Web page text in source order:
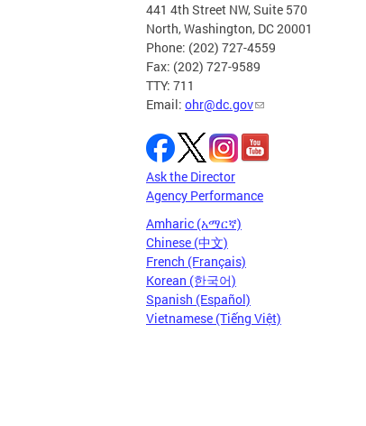
441 4th Street NW, Suite 570
North, Washington, DC 20001
Phone: (202) 727-4559
Fax: (202) 727-9589
TTY: 711
Email: ohr@dc.gov
Ask the Director
Agency Performance
Amharic (አማርኛ)
Chinese (中文)
French (Français)
Korean (한국어)
Spanish (Español)
Vietnamese (Tiếng Việt)